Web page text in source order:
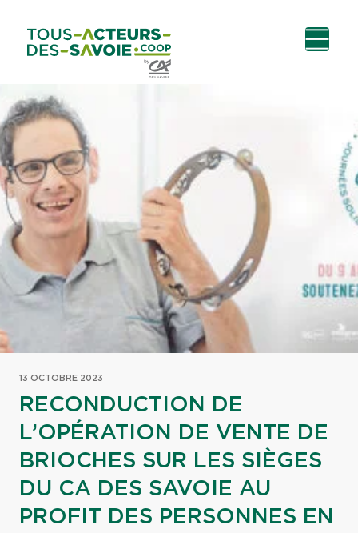
contenu
principal
13 OCTOBRE 2023
RECONDUCTION DE
L’OPÉRATION DE VENTE DE
BRIOCHES SUR LES SIÈGES
DU CA DES SAVOIE AU
PROFIT DES PERSONNES EN